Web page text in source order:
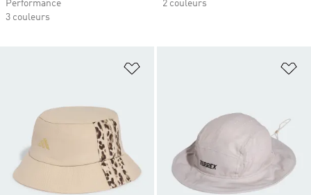
Performance
3 couleurs
2 couleurs
Ajouter à la Liste de produits